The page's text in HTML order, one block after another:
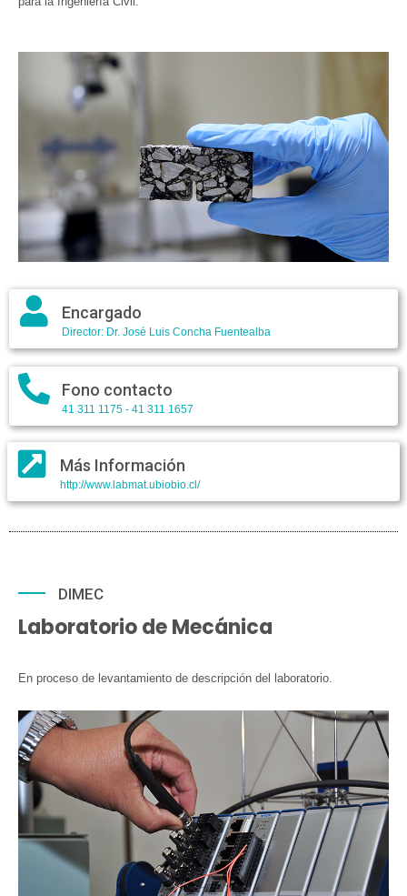
Encargado
Director: Dr. José Luis Concha Fuentealba
Fono contacto
41 311 1175 - 41 311 1657
Más Información
http://www.labmat.ubiobio.cl/
DIMEC
Laboratorio de Mecánica
En proceso de levantamiento de descripción del laboratorio.